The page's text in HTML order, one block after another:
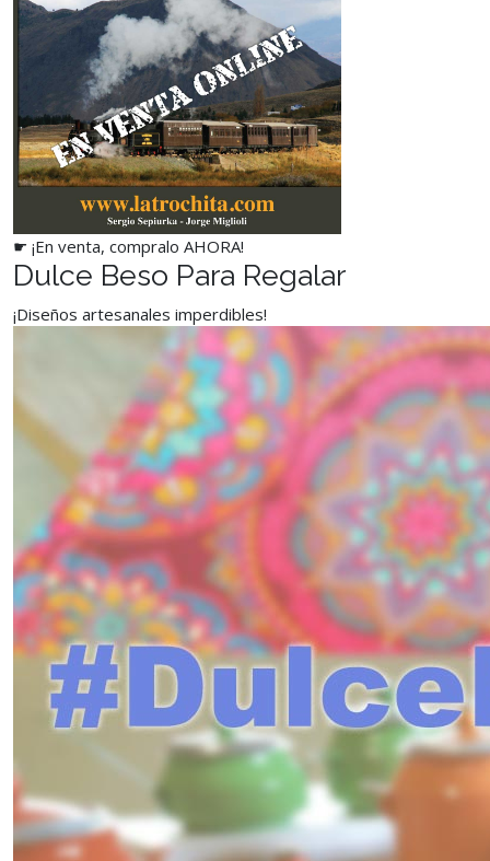
☛ ¡En venta, compralo AHORA!
Dulce Beso Para Regalar
¡Diseños artesanales imperdibles!